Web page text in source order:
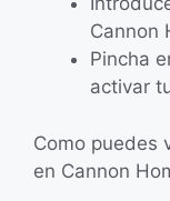
Cannon
Pincha
activar
Como puedes
en Cannon